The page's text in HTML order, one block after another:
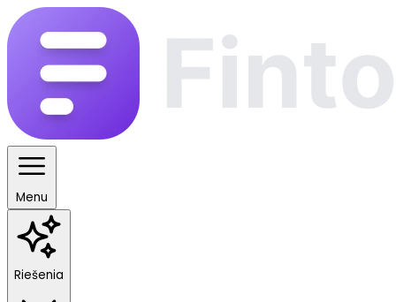
Menu
Riešenia